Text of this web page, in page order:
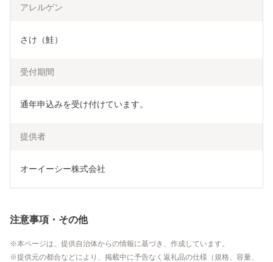
アレルゲン
さけ（鮭）
受付期間
通年申込みを受け付けています。
提供者
オーイーシー株式会社
注意事項・その他
本ページは、提供自治体からの情報に基づき、作成しています。
提供元の都合などにより、掲載中に予告なく返礼品の仕様（規格、容量、